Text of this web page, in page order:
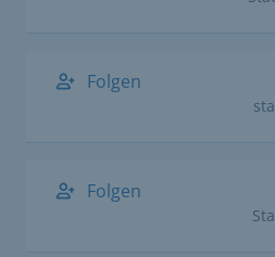
Folgen
Folgen